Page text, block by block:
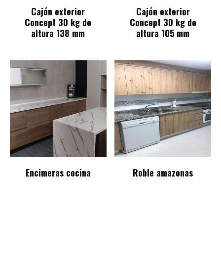
Cajón exterior
Concept 30 kg de
altura 138 mm
Cajón exterior
Concept 30 kg de
altura 105 mm
Encimeras cocina Roble amazonas